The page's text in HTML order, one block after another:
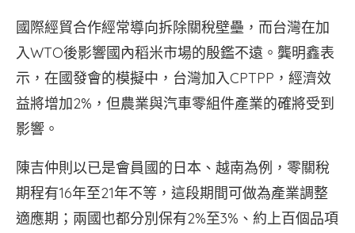
國際經貿合作經常導向拆除關稅壁壘，而台灣在加
入WTO後影響國內稻米市場的殷鑑不遠。龔明鑫表
示，在國發會的模擬中，台灣加入CPTPP，經濟效
益將增加2%，但農業與汽車零組件產業的確將受到
影響。
陳吉仲則以已是會員國的日本、越南為例，零關稅
期程有16年至21年不等，這段期間可做為產業調整
適應期；兩國也都分別保有2%至3%、約上百個品項